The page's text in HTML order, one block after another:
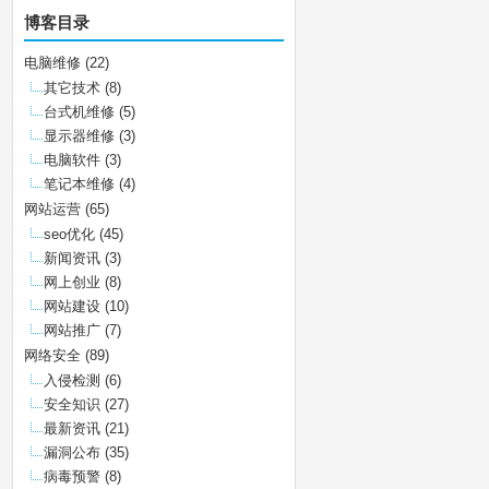
博客目录
电脑维修 (22)
其它技术 (8)
台式机维修 (5)
显示器维修 (3)
电脑软件 (3)
笔记本维修 (4)
网站运营 (65)
seo优化 (45)
新闻资讯 (3)
网上创业 (8)
网站建设 (10)
网站推广 (7)
网络安全 (89)
入侵检测 (6)
安全知识 (27)
最新资讯 (21)
漏洞公布 (35)
病毒预警 (8)